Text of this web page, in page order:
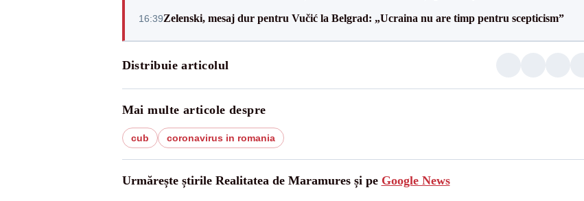
16:39Zelenski, mesaj dur pentru Vučić la Belgrad: „Ucraina nu are timp pentru scepticism”
Distribuie articolul
Mai multe articole despre
cub coronavirus in romania
Urmărește știrile Realitatea de Maramures și pe Google News